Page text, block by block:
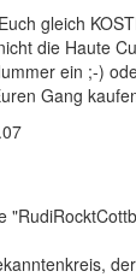
gleich
die Haute
ein ;-)
Gang